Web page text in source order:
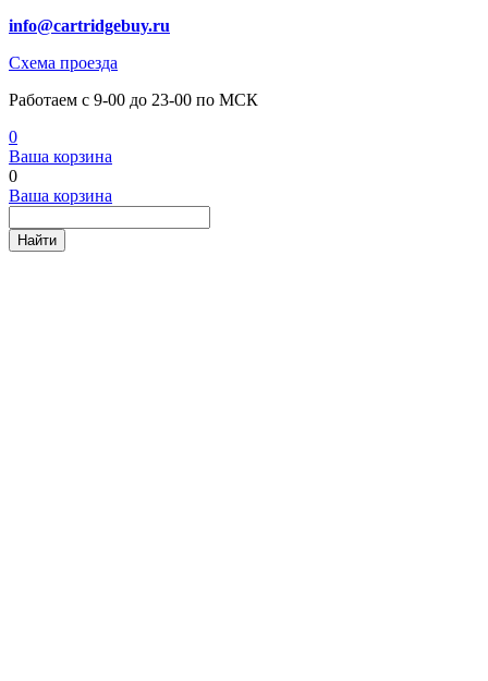
info@cartridgebuy.ru
Схема проезда
Работаем с 9-00 до 23-00 по МСК
0
Ваша корзина
0
Ваша корзина
Найти